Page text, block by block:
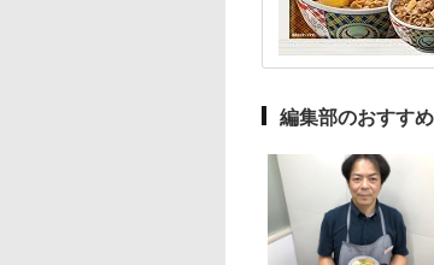
編集部のおすす